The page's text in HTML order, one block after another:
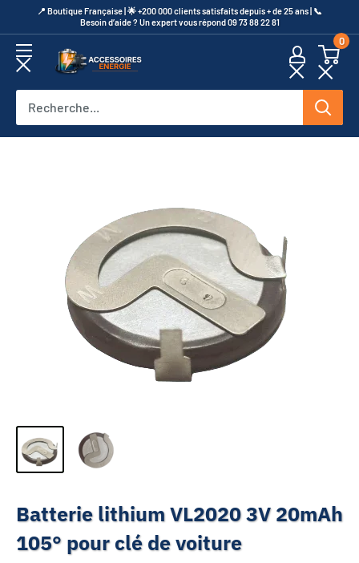
au
contenu
​📍​ Boutique Française | 🌟 +200 000 clients satisfaits depuis + de 25 ans | 📞​
Besoin d’aide ? Un expert vous répond 09 73 88 22 81
Accessoires
0
Batterie lithium VL2020 3V 20mAh
105° pour clé de voiture